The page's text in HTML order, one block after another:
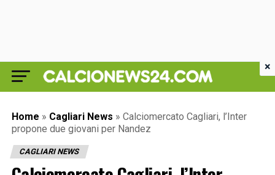
Home » Cagliari News » Calciomercato Cagliari, l’Inter
propone due giovani per Nandez
CAGLIARI NEWS
×